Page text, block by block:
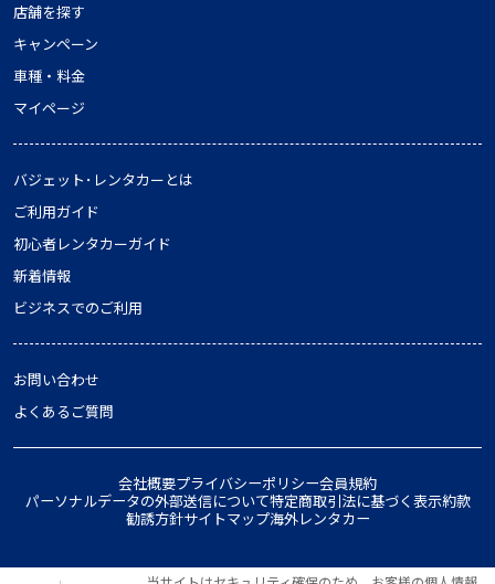
店舗を探す
キャンペーン
車種・料金
マイページ
バジェット･レンタカーとは
ご利用ガイド
初心者レンタカーガイド
新着情報
ビジネスでのご利用
お問い合わせ
よくあるご質問
会社概要プライバシーポリシー会員規約
パーソナルデータの外部送信について特定商取引法に基づく表示約款
勧誘方針サイトマップ海外レンタカー